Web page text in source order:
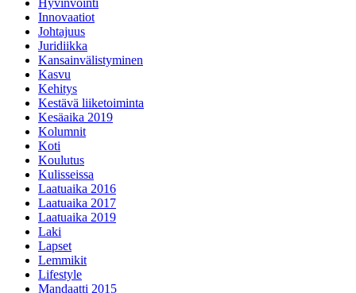
Hyvinvointi
Innovaatiot
Johtajuus
Juridiikka
Kansainvälistyminen
Kasvu
Kehitys
Kestävä liiketoiminta
Kesäaika 2019
Kolumnit
Koti
Koulutus
Kulisseissa
Laatuaika 2016
Laatuaika 2017
Laatuaika 2019
Laki
Lapset
Lemmikit
Lifestyle
Mandaatti 2015